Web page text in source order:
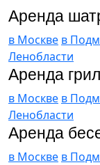
Аренда
в Москве в
Ленобласти
Аренда
в Москве в
Ленобласти
Аренда
в Москве в